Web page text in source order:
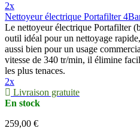
2x
Nettoyeur électrique Portafilter
Le nettoyeur électrique Portafilter
outil idéal pour un nettoyage
aussi bien pour un usage
vitesse de 340 tr/min, il élimine
les plus tenaces.
2x
Livraison gratuite
En stock
259,00 €